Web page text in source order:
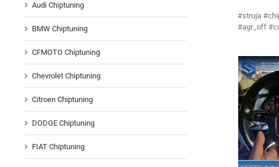
#struja
#agr_off
Audi Chiptuning
BMW Chiptuning
CFMOTO Chiptuning
Chevrolet Chiptuning
Citroen Chiptuning
DODGE Chiptuning
FIAT Chiptuning